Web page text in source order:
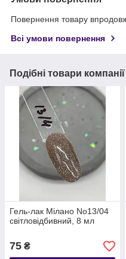
Повернення товару
Всі умови повернення
Подібні товари компанії
Гель-лак Мілано No13/04
світловідбивний, 8 мл
75 ₴